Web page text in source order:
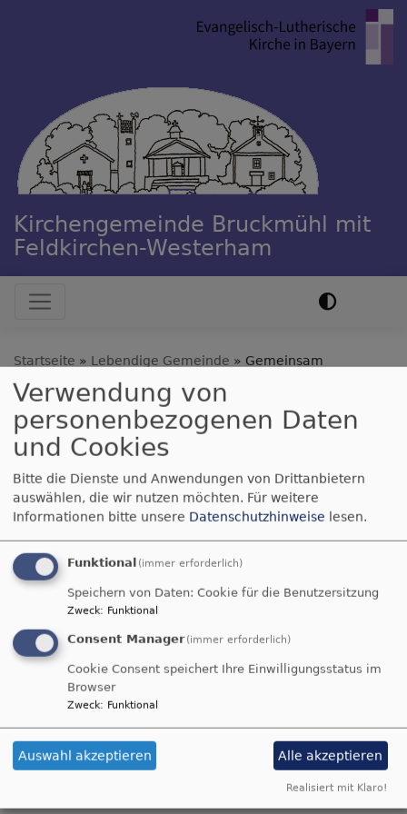
Kirchengemeinde Bruckmühl mit
Feldkirchen-Westerham
Hauptnavigation
Startseite Lebendige Gemeinde Gemeinsam
Gemeinsam
"Gemeinsam" ist das Stichwort in fast allen
Bereichen unserer Kirchengemeinde.
Ganz besonders deutlich wird das Gemeinsame
Helferkreis "Grüne Schürze" , der sich um die
beimKirchgarten-Team Feldkirchen, das unser
Kirchengrundstück um die Emmauskirche herum
Handarbeits- und Spielecafé
Feldkirchen stattfindet,
in denGesprächskreisen
für Frauen, die sich 14-
tägig in Bruckmühl und Feldkirchen treffen,
Verwendung von
personenbezogenen Daten
und Cookies
Bitte die Dienste und Anwendungen von Drittanbietern
auswählen, die wir nutzen möchten. Für weitere
Informationen bitte unsere Datenschutzhinweise lesen.
Funktional (immer erforderlich)
Speichern von Daten: Cookie für die Benutzersitzung
Zweck: Funktional
Consent Manager (immer erforderlich)
Cookie Consent speichert Ihre Einwilligungsstatus im
Browser
Zweck: Funktional
Auswahl akzeptieren Alle akzeptieren
Realisiert mit Klaro!